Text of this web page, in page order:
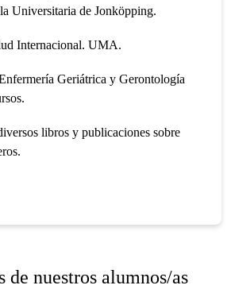
Universitaria de Jonköpping.
Internacional. UMA.
Geriátrica y Gerontología
libros y publicaciones sobre
de nuestros alumnos/as